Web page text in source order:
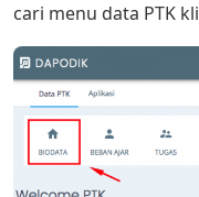
cari menu data PTK